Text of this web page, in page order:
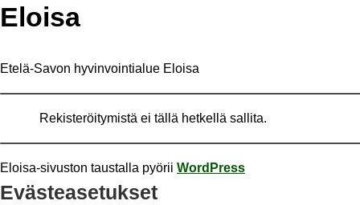
Eloi­sa
Etelä-Savon hyvinvointialue Eloisa
Rekisteröitymistä ei tällä hetkellä sallita.
Eloisa-​sivuston taus­tal­la pyö­rii WordPress
Eväs­tea­se­tuk­set